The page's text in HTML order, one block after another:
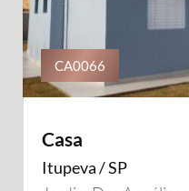
CA0066
Casa
Itupeva / SP